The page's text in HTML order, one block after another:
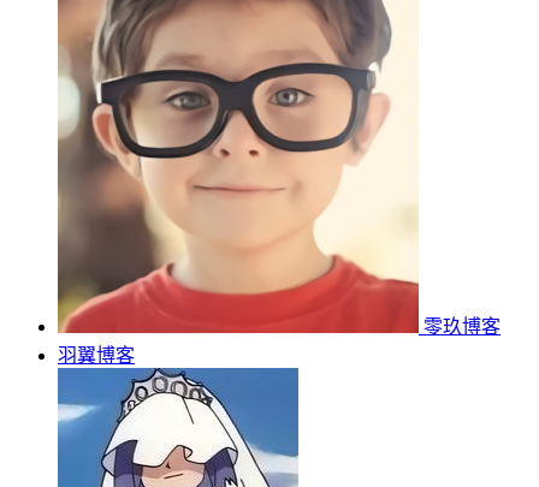
零玖博客
羽翼博客